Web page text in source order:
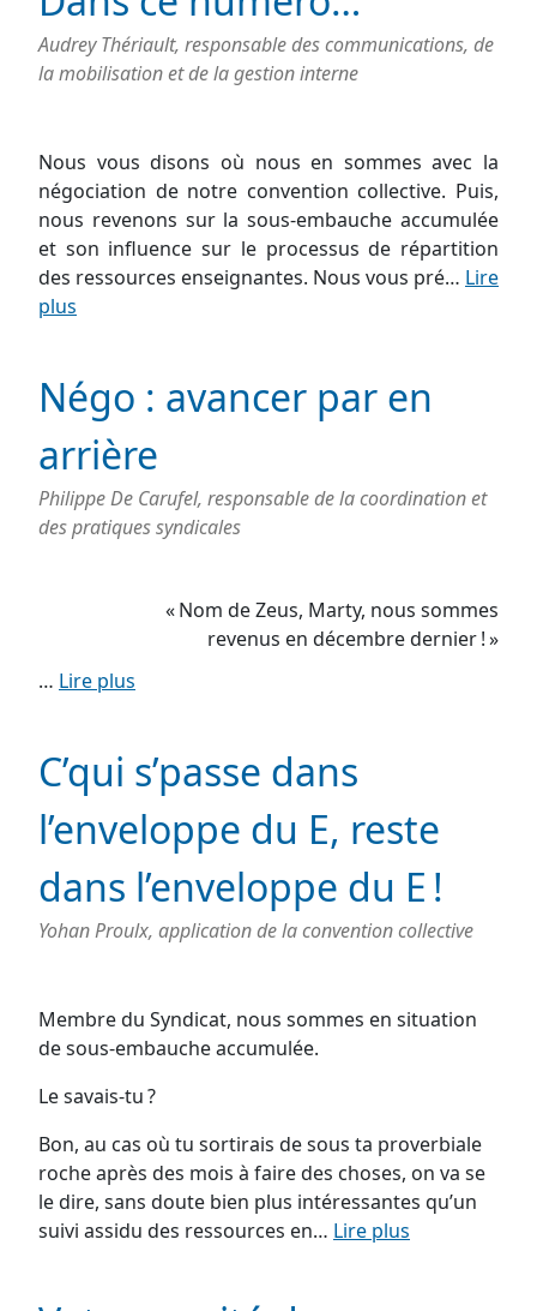
Audrey Thériault, responsable des communications, de
la mobilisation et de la gestion interne
Nous vous disons où nous en sommes avec la
négociation de notre convention collective. Puis,
nous revenons sur la sous-embauche accumulée
et son influence sur le processus de répartition
des ressources enseignantes. Nous vous pré… Lire
plus
Négo : avancer par en
arrière
Philippe De Carufel, responsable de la coordination et
des pratiques syndicales
« Nom de Zeus, Marty, nous sommes
revenus en décembre dernier ! »
… Lire plus
C’qui s’passe dans
l’enveloppe du E, reste
dans l’enveloppe du E !
Yohan Proulx, application de la convention collective
Membre du Syndicat, nous sommes en situation
de sous-embauche accumulée.
Le savais-tu ?
Bon, au cas où tu sortirais de sous ta proverbiale
roche après des mois à faire des choses, on va se
le dire, sans doute bien plus intéressantes qu’un
suivi assidu des ressources en… Lire plus